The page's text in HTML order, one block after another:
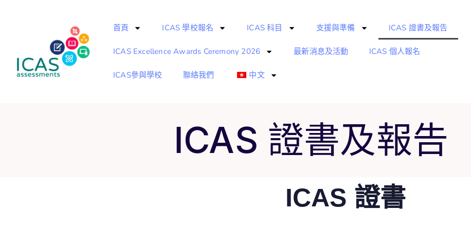
首頁 ICAS 學校報名 ICAS 科目 支援與準備 ICAS 證書及報告
ICAS Excellence Awards Ceremony 2026 最新消息及活動 ICAS 個人報名
ICAS參與學校 聯絡我們 中文
ICAS 證書及報告
ICAS 證書